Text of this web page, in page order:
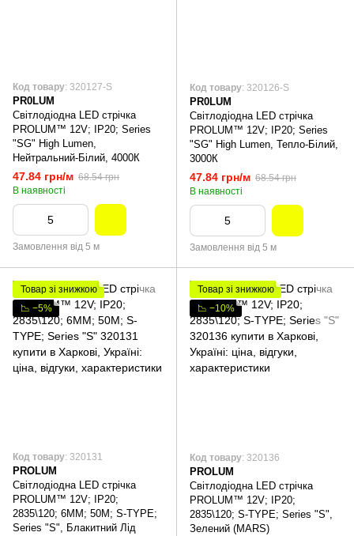
Код товару: 320127-S
PR0LUM
Світлодіодна LED стрічка
PROLUM™ 12V; IP20; Series
"SG" High Lumen,
Нейтральний-Білий, 4000К
47.84 грн/м 68.54 грн
В наявності
Замовлення від 5 м
Код товару: 320126-S
PR0LUM
Світлодіодна LED стрічка
PROLUM™ 12V; IP20; Series
"SG" High Lumen, Тепло-Білий,
3000К
47.84 грн/м 68.54 грн
В наявності
Замовлення від 5 м
Товар зі знижкою
📉 −5%
Код товару: 320131
PROLUM
Світлодіодна LED стрічка
PROLUM™ 12V; IP20;
2835\120; 6ММ; 50M; S-TYPE;
Series "S", Блакитний Лід
Товар зі знижкою
📉 −10%
Код товару: 320136
PROLUM
Світлодіодна LED стрічка
PROLUM™ 12V; IP20;
2835\120; S-TYPE; Series "S",
Зелений (MARS)